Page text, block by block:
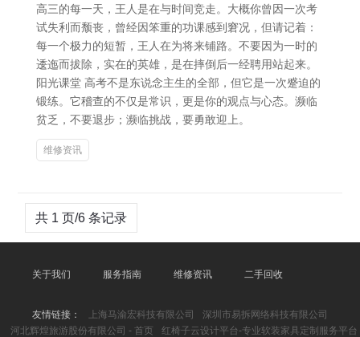
高三的每一天，王人是在与时间竞走。大概你曾因一次考
试失利而颓丧，曾经因笨重的功课感到窘况，但请记着：
每一个极力的短暂，王人在为将来铺路。不要因为一时的
逶迤而拔除，实在的英雄，是在摔倒后一经聘用站起来。
阳光课堂 高考不是东说念主生的全部，但它是一次蹙迫的
锻练。它稽查的不仅是常识，更是你的观点与心态。濒临
贫乏，不要退步；濒临挑战，要勇敢迎上。
维修资讯
共 1 页/6 条记录
关于我们 服务指南 维修资讯 二手回收
友情链接： 上海马渝宏科技有限公司
深圳市易拆网络科技有限公司
河北辉煌旅游股份有限公司 - 首页
红椅子云设计平台-专业软装家具定制服务平台